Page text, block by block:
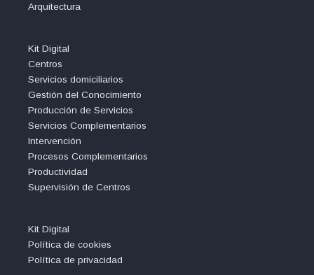
Arquitectura
Kit Digital
Centros
Servicios domiciliarios
Gestión del Conocimiento
Producción de Servicios
Servicios Complementarios
Intervención
Procesos Complementarios
Productividad
Supervisión de Centros
Kit Digital
Política de cookies
Política de privacidad